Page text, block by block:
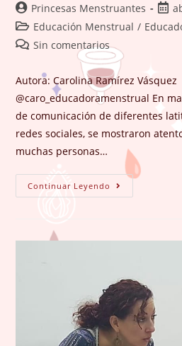
Autor
de
la
entrada:
Princesas Menstruantes
de
Categoría
de
entrada:
Educación Menstrual /
Comentarios
la
entrada:
Sin comentarios
Autora: Carolina Ramírez Vásquez
@caro_educadoramenstrual En
de comunicación de diferentes
redes sociales, se mostraron
muchas personas…
Continuar Leyendo Sangro
Cada